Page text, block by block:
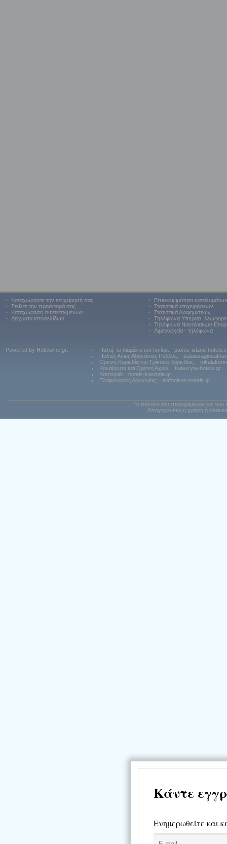
•
Καταχωρήστε την επιχείρησή σας
•
Στείλτε την προσφορά σας
•
Καταχώρηση συντεταγμένων
•
Δείγματα ιστοσελίδων
•
Επισκεψιμότητα καταλυμάτων
•
Στατιστικά επιχειρήσεων
•
Στατιστικά Διαφημίσεων
•
Τηλέφωνα Υπερασ.
•
Τηλέφωνα Ναυτιλιακών
•
Λιμεναρχεία - τηλέφωνα
Powered by Hotelsline.gr: Παξοί, το διαμάντι του Ιονίου:
paxos-island-
Παλιός Αγιος Αθανάσιος Πέλλας:
Ορεινή Κορινθία και Τρίκαλα Κορινθίας:
Καλάβρυτα και Ορεινή Αχαϊα:
kalavryta-hotels.gr
Καστοριά:
hotels-kastoria.gr
Ελαφόνησος Λακωνίας:
elafonisos-hotels.gr
Το σύνολο του περιεχομένου και των
Απαγορεύεται η χρήση ή